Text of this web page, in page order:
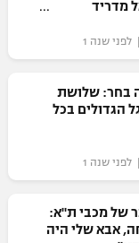
מדריד
בחר: שלושת
הגדולים בכל
של מכבי ת"א:
אבא שלי היה